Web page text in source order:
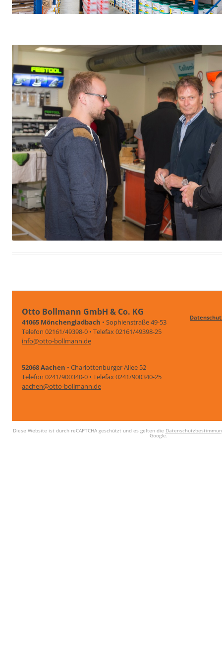
Otto Bollmann GmbH & Co. KG
41065 Mönchengladbach • Sophienstraße 49-53
Telefon 02161/49398-0 • Telefax 02161/49398-25
info@otto-bollmann.de
52068 Aachen • Charlottenburger Allee 52
Telefon 0241/900340-0 • Telefax 0241/900340-25
aachen@otto-bollmann.de
Diese Website ist durch reCAPTCHA geschützt und es gelten die
Google.